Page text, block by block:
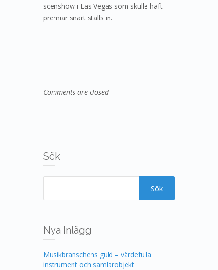
scenshow i Las Vegas som skulle haft
premiär snart ställs in.
Comments are closed.
Sök
Nya Inlägg
Musikbranschens guld – värdefulla
instrument och samlarobjekt